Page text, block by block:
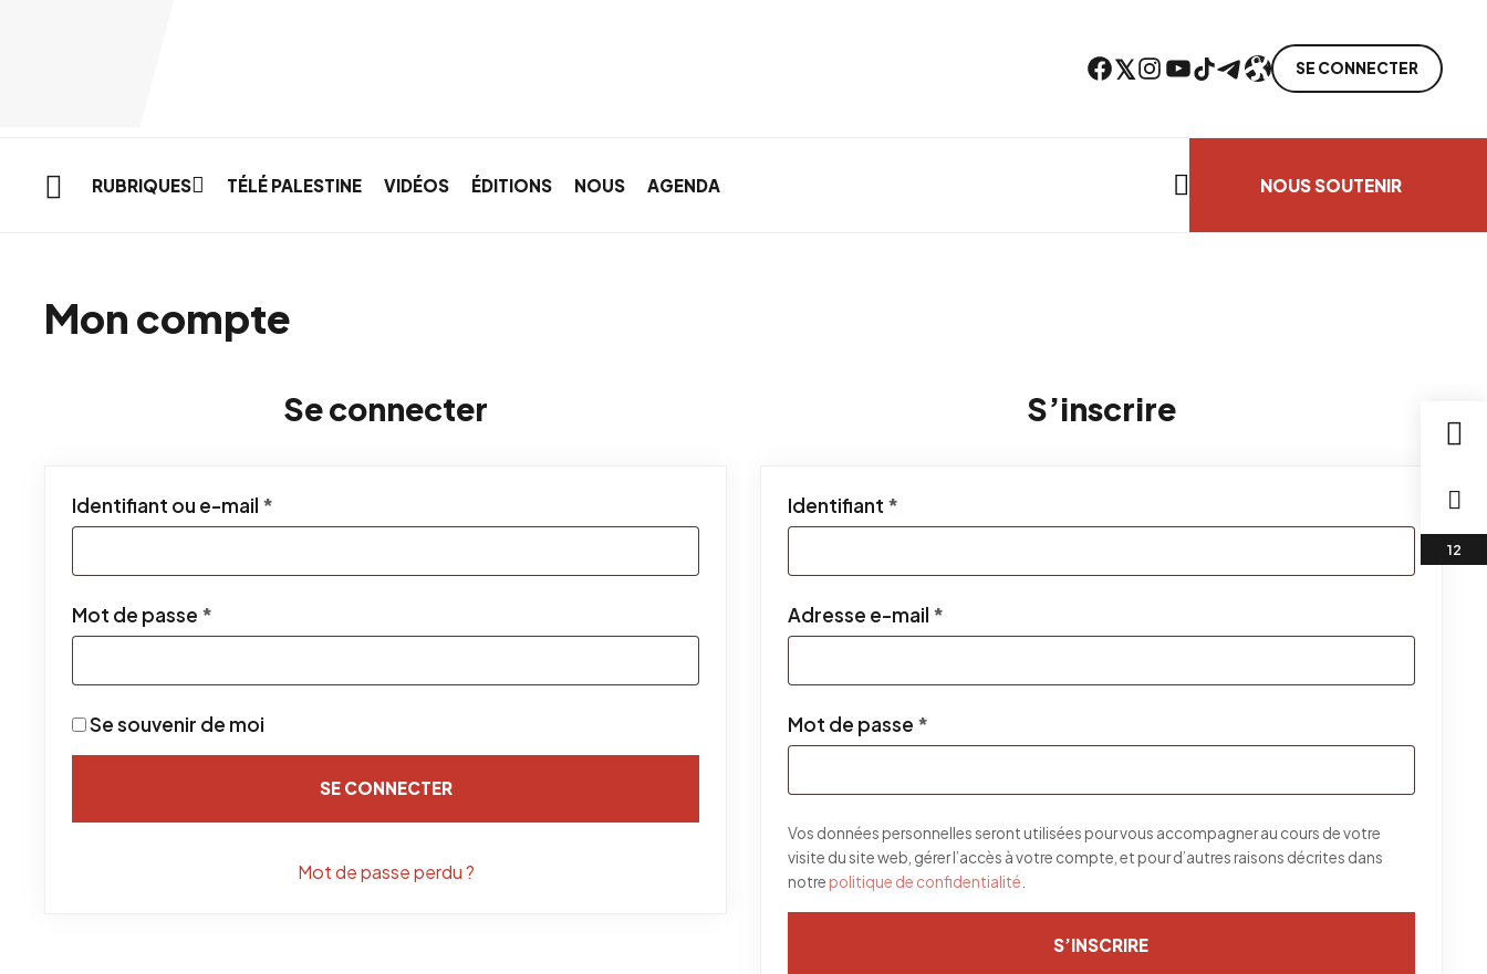
Facebook Twitter Instagram YouTube TikTok TelegramLien SE CONNECTER
RUBRIQUES TÉLÉ PALESTINE VIDÉOS ÉDITIONS NOUS AGENDA NOUS SOUTENIR
Mon compte
Se connecter
Identifiant ou e-mail *
Mot de passe *
Se souvenir de moi
SE CONNECTER
Mot de passe perdu ?
S’inscrire
Identifiant *
Adresse e-mail *
Mot de passe *
Vos données personnelles seront utilisées pour vous accompagner au cours de votre
visite du site web, gérer l’accès à votre compte, et pour d’autres raisons décrites dans
notre politique de confidentialité
S’INSCRIRE